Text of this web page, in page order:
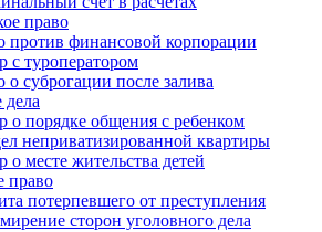
право
против финансовой корпорации
с туроператором
о суброгации после залива
о порядке общения с ребенком
неприватизированной квартиры
о месте жительства детей
право
потерпевшего от преступления
сторон уголовного дела